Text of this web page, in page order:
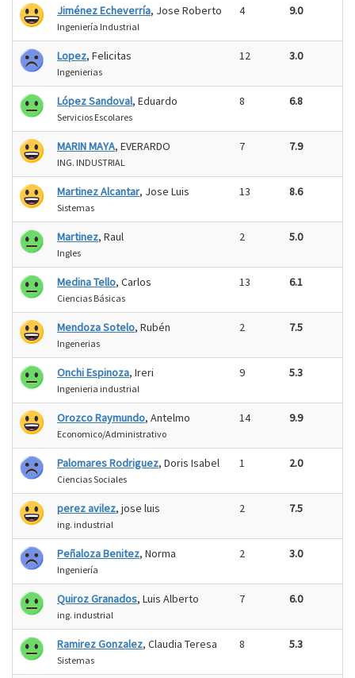
Jiménez Echeverría, Jose Roberto
Ingeniería Industrial
4 9.0
Lopez, Felicitas
Ingenierias
12 3.0
López Sandoval, Eduardo
Servicios Escolares
8 6.8
MARIN MAYA, EVERARDO
ING. INDUSTRIAL
7 7.9
Martinez Alcantar, Jose Luis
Sistemas
13 8.6
Martinez, Raul
Ingles
2 5.0
Medina Tello, Carlos
Ciencias Básicas
13 6.1
Mendoza Sotelo, Rubén
Ingenerias
2 7.5
Onchi Espinoza, Ireri
Ingenieria industrial
9 5.3
Orozco Raymundo, Antelmo
Economico/Administrativo
14 9.9
Palomares Rodriguez, Doris Isabel
Ciencias Sociales
1 2.0
perez avilez, jose luis
ing. industrial
2 7.5
Peñaloza Benitez, Norma
Ingeniería
2 3.0
Quiroz Granados, Luis Alberto
ing. industrial
7 6.0
Ramirez Gonzalez, Claudia Teresa
Sistemas
8 5.3